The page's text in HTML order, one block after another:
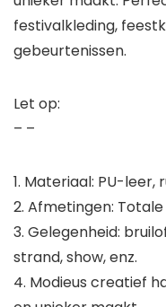
festivalkleding,
gebeurtenissen.
Let op:
– –
1. Materiaal: PU-
2. Afmetingen:
3. Gelegenheid:
strand, show, enz.
4. Modieus creatief